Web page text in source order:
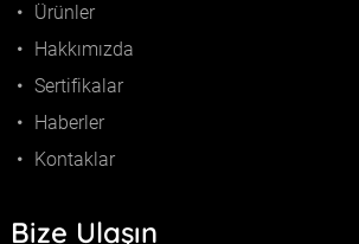
Ürünler
Hakkımızda
Sertifikalar
Haberler
Kontaklar
Bize Ulaşın